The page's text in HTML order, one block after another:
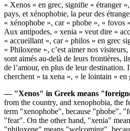
« Xenos » en grec, signifie « étranger
pays, et xénophobie, la peur des
« xénophobe », car « phobe », « fovos
Aux antipodes, « xenia » veut dire «
« accueillant », car « philos » en grec
« Philoxene », c’est aimer nos
sont aimés au-delà de leurs frontières,
de l’amour, en plus de leur destination.
cherchent « ta xena », « le lointain » en
— "Xenos" in Greek means
from the country, and xenophobia, the
term "xenophobe", because "phobe",
"fear". On the other hand, "xenia"